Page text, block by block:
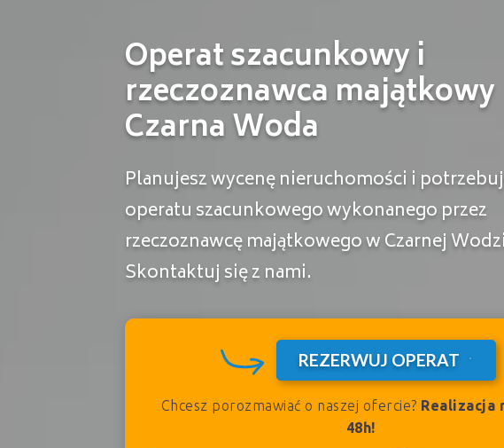
Operat szacunkowy i
rzeczoznawca majątkowy
Czarna Woda
Planujesz wycenę nieruchomości i
operatu szacunkowego wykonanego przez
rzeczoznawcę majątkowego w Czarnej
Skontaktuj się z nami.
REZERWUJ OPERAT
Chcesz porozmawiać o naszej ofercie? Realizacja
48h!